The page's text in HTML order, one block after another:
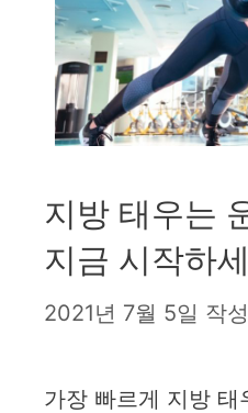
지방 태우는
지금 시작하
2021년 7월 5일 작
가장 빠르게 지방 태